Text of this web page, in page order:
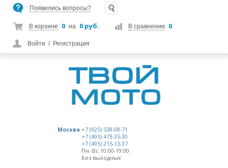
Появились вопросы?
В корзине 0 на 0 руб. В сравнении 0
Войти / Регистрация
Москва +7 (925) 538-08-71
+7 (495) 473-35-30
+7 (495) 215-13-37
Пн.-Вс.10:00-19:00
Без выходных